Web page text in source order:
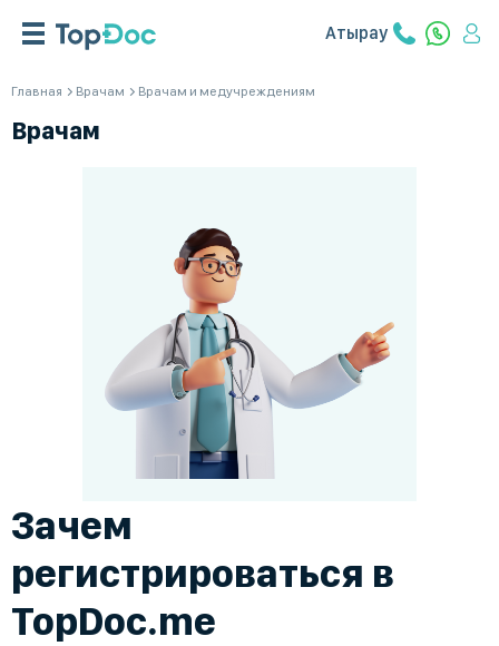
Атырау
Главная Врачам Врачам и медучреждениям
Врачам
Зачем
регистрироваться в
TopDoc.me